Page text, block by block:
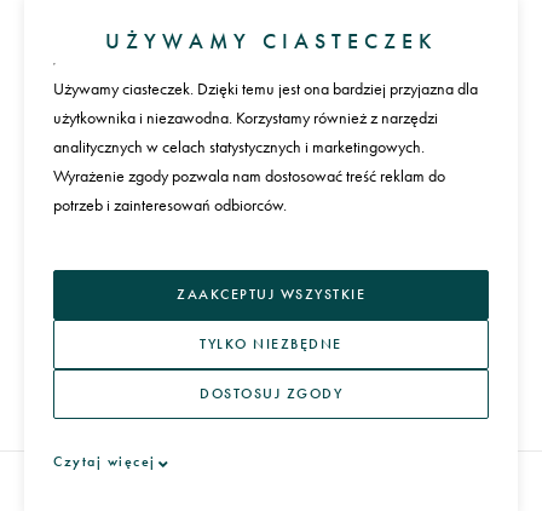
Zaloguj się Załóż konto
Płatności
Język
REGULAMIN I POLITYKA PRYWATNOŚCI
UŻYWAMY CIASTECZEK
Używamy ciasteczek. Dzięki temu jest ona bardziej przyjazna dla
użytkownika i niezawodna. Korzystamy również z narzędzi
analitycznych w celach statystycznych i marketingowych.
Wyrażenie zgody pozwala nam dostosować treść reklam do
potrzeb i zainteresowań odbiorców.
ZAAKCEPTUJ WSZYSTKIE
TYLKO NIEZBĘDNE
DOSTOSUJ ZGODY
Czytaj więcej